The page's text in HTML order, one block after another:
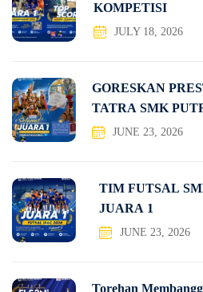
KOMPETISI
JULY 18, 2026
GORESKAN
TATRA SMK
JUNE 23, 2026
TIM FUTSAL
JUARA 1
JUNE 23, 2026
Torehan